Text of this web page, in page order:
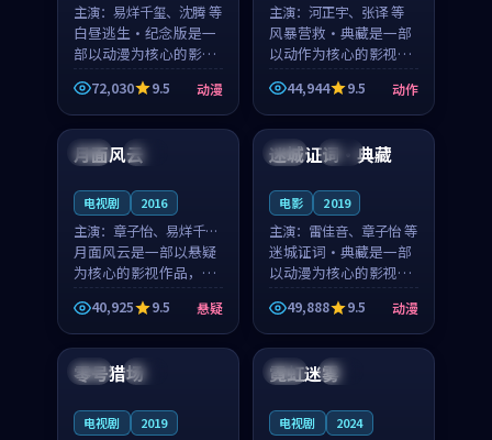
主演： 易烊千玺、沈腾 等
白昼逃生·纪念版是一
部以动漫为核心的影视
作品，围绕危机、反转
与人物成长展开，整体
节奏紧凑，值得推荐观
看。
72,030 9.5 动漫
主演： 河正宇、张译 等
风暴营救·典藏是一部
以动作为核心的影视作
品，围绕危机、反转与
人物成长展开，整体节
奏紧凑，值得推荐观
看。
44,944 9.5 动作
韩国 独播
月面风云
电视剧 2016
主演： 章子怡、易烊千玺
等
月面风云是一部以悬疑
为核心的影视作品，围
绕危机、反转与人物成
长展开，整体节奏紧
凑，值得推荐观看。
40,925 9.5 悬疑
中国 独播
迷城证词·典藏
电影 2019
主演： 雷佳音、章子怡 等
迷城证词·典藏是一部
以动漫为核心的影视作
品，围绕危机、反转与
人物成长展开，整体节
奏紧凑，值得推荐观
看。
49,888 9.5 动漫
中国 热播
零号猎场
电视剧 2019
中国 院线
霓虹迷雾
电视剧 2024